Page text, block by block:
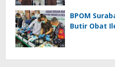
BPOM
Butir Obat